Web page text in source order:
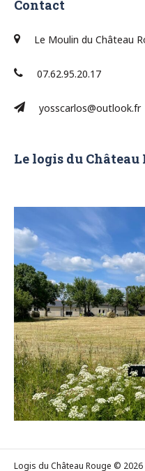
Contact
Le Moulin du Château
07.62.95.20.17
yosscarlos@outlook.fr
Le logis du Château
Logis du Château Rouge ©